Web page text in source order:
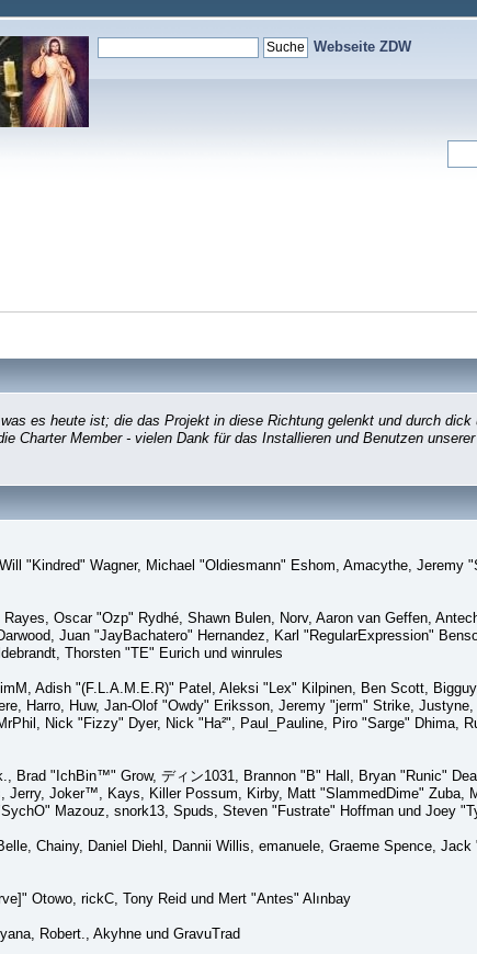
Webseite ZDW
es heute ist; die das Projekt in diese Richtung gelenkt und durch dick
Charter Member - vielen Dank für das Installieren und Benutzen
"Kindred" Wagner, Michael "Oldiesmann" Eshom, Amacythe, Jeremy
Oscar "Ozp" Rydhé, Shawn Bulen, Norv, Aaron van Geffen,
Juan "JayBachatero" Hernandez, Karl "RegularExpression"
Thorsten "TE" Eurich und winrules
Adish "(F.L.A.M.E.R)" Patel, Aleksi "Lex" Kilpinen, Ben Scott,
Harro, Huw, Jan-Olof "Owdy" Eriksson, Jeremy "jerm" Strike,
Nick "Fizzy" Dyer, Nick "Ha²", Paul_Pauline, Piro "Sarge" Dhima,
Brad "IchBin™" Grow, ディン1031, Brannon "B" Hall, Bryan "Runic"
Jerry, Joker™, Kays, Killer Possum, Kirby, Matt "SlammedDime" Zuba,
Mazouz, snork13, Spuds, Steven "Fustrate" Hoffman und Joey
Chainy, Daniel Diehl, Dannii Willis, emanuele, Graeme Spence,
Otowo, rickC, Tony Reid und Mert "Antes" Alınbay
Robert., Akyhne und GravuTrad